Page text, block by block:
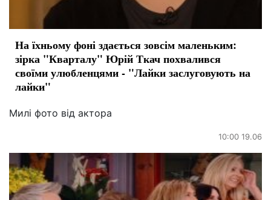
На їхньому фоні здається зовсім маленьким:
зірка "Кварталу" Юрій Ткач похвалився
своїми улюбленцями - "Лайки заслуговують на
лайки"
Милі фото від актора
10:00 19.06